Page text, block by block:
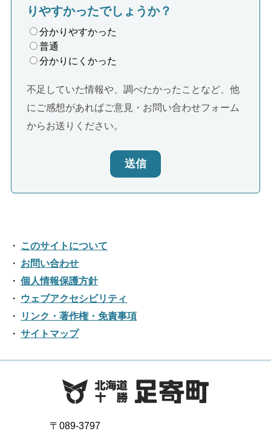
りやすかったでしょうか？
分かりやすかった
普通
分かりにくかった
不足していた情報や、調べたかったことなど、他
にご感想があればご意見・お問い合わせフォーム
からお送りください。
送信
このサイトについて
お問い合わせ
個人情報保護方針
ウェブアクセシビリティ
リンク・著作権・免責事項
サイトマップ
〒089-3797